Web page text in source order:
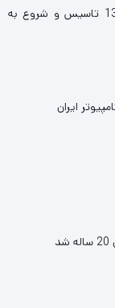
محصولات کامپیوتری در ایران است که از سال 1377 تاسیس و شروع به
ایران